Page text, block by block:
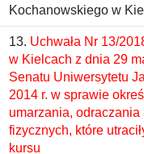
Kochanowskiego w
13. Uchwała Nr 13/
w Kielcach z dnia 29
Senatu Uniwersytetu
2014 r. w sprawie
umarzania,
fizycznych, które
kursu